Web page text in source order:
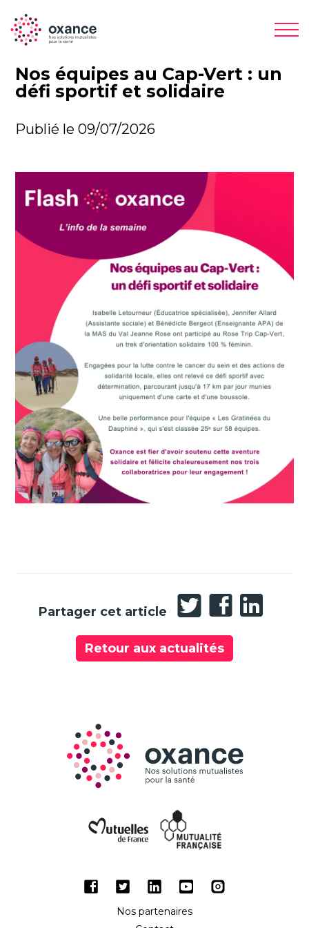
Nos équipes au Cap-Vert : un
défi sportif et solidaire
Publié le 09/07/2026
Partager cet article
Partager
sur
Twitter
Partager
sur
Facebook
Partager
sur
Retour aux actualités
FacebookTwitterLinkedInYoutubeInstagram
Nos partenaires